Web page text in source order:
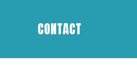
CONTACT